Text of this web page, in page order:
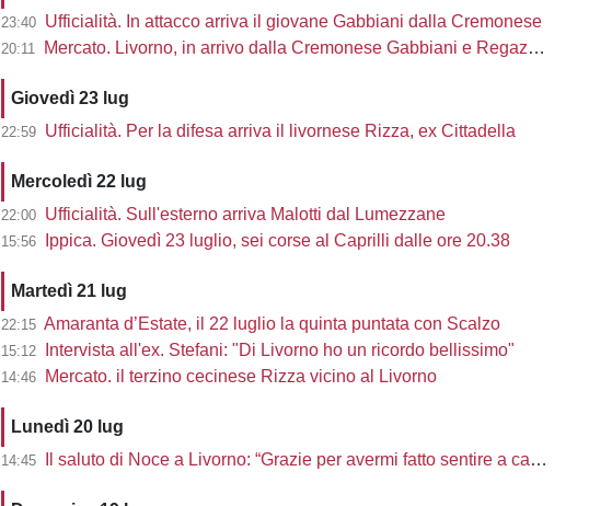
23:40 Ufficialità. In attacco arriva il giovane Gabbiani dalla Cremonese
20:11 Mercato. Livorno, in arrivo dalla Cremonese Gabbiani e Regazzetti
Giovedì 23 lug
22:59 Ufficialità. Per la difesa arriva il livornese Rizza, ex Cittadella
Mercoledì 22 lug
22:00 Ufficialità. Sull'esterno arriva Malotti dal Lumezzane
15:56 Ippica. Giovedì 23 luglio, sei corse al Caprilli dalle ore 20.38
Martedì 21 lug
22:15 Amaranta d’Estate, il 22 luglio la quinta puntata con Scalzo
15:12 Intervista all'ex. Stefani: "Di Livorno ho un ricordo bellissimo"
14:46 Mercato. il terzino cecinese Rizza vicino al Livorno
Lunedì 20 lug
14:45 Il saluto di Noce a Livorno: “Grazie per avermi fatto sentire a casa”